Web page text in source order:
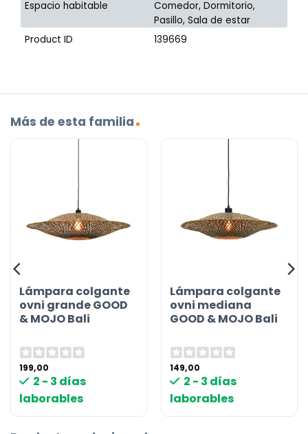
Espacio habitable
Comedor, Dormitorio,
Pasillo, Sala de estar
Product ID
139669
Más de esta familia
Lámpara colgante
ovni grande GOOD
& MOJO Bali
199,00
2 - 3 días
laborables
Lámpara colgante
ovni mediana
GOOD & MOJO Bali
149,00
2 - 3 días
laborables